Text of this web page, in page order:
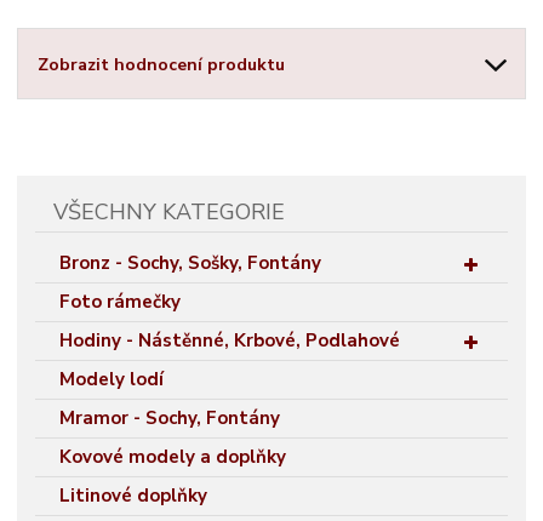
Zobrazit hodnocení produktu
VŠECHNY KATEGORIE
Bronz - Sochy, Sošky, Fontány
Foto rámečky
Hodiny - Nástěnné, Krbové, Podlahové
Modely lodí
Mramor - Sochy, Fontány
Kovové modely a doplňky
Litinové doplňky